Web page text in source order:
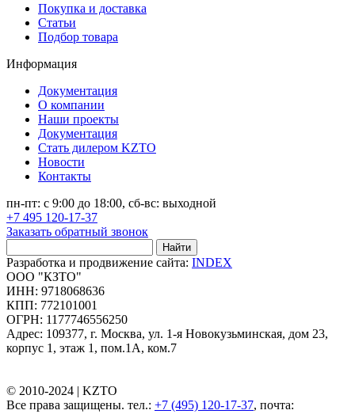
Покупка и доставка
Статьи
Подбор товара
Информация
Документация
О компании
Наши проекты
Документация
Стать дилером KZTO
Новости
Контакты
пн-пт: с 9:00 до 18:00, сб-вс: выходной
+7 495 120-17-37
Заказать обратный звонок
Найти
Разработка и продвижение сайта: INDEX
ООО "КЗТО"
ИНН: 9718068636
КПП: 772101001
ОГРН: 1177746556250
Адрес: 109377, г. Москва, ул. 1-я Новокузьминская, дом 23,
корпус 1, этаж 1, пом.1А, ком.7
© 2010-2024 | KZTO
Все права защищены. тел.: +7 (495) 120-17-37, почта: